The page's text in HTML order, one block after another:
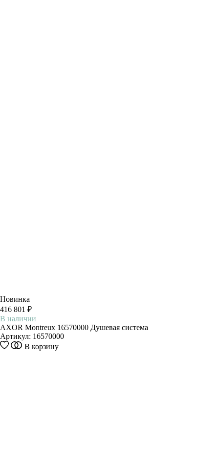
Новинка
416 801 ₽
В наличии
AXOR Montreux 16570000 Душевая система
Артикул: 16570000
В корзину